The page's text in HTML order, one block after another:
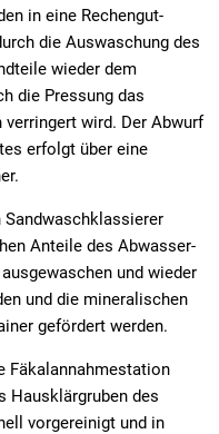
in eine Rechengut-
die Auswaschung des
wieder dem
die Pressung das
wird. Der Abwurf
erfolgt über eine
Sandwaschklassierer
Anteile des Abwasser-
und wieder
und die mineralischen
gefördert werden.
Fäkalannahmestation
Hausklärgruben des
vorgereinigt und in